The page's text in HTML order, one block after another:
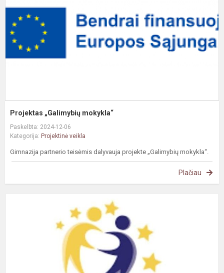
Projektas „Galimybių mokykla“
Paskelbta: 2024-12-06
Kategorija: Projektinė veikla
Gimnazija partnerio teisėmis dalyvauja projekte „Galimybių mokykla“.
Plačiau